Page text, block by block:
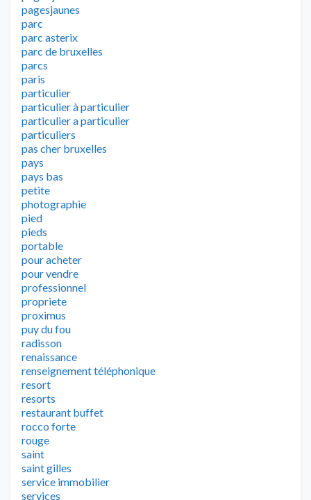
pagesjaunes
parc
parc asterix
parc de bruxelles
parcs
paris
particulier
particulier à particulier
particulier a particulier
particuliers
pas cher bruxelles
pays
pays bas
petite
photographie
pied
pieds
portable
pour acheter
pour vendre
professionnel
propriete
proximus
puy du fou
radisson
renaissance
renseignement téléphonique
resort
resorts
restaurant buffet
rocco forte
rouge
saint
saint gilles
service immobilier
services